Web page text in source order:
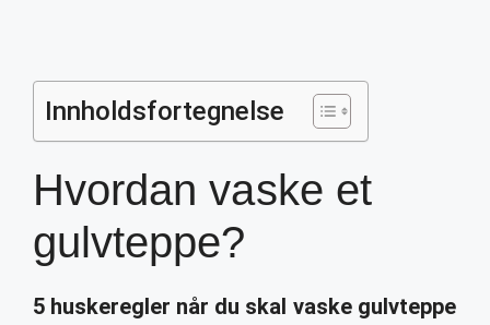
Innholdsfortegnelse
Hvordan vaske et
gulvteppe?
5 huskeregler når du skal vaske gulvteppe